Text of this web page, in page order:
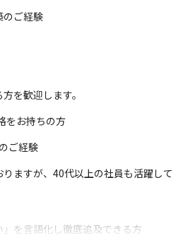
のご経験
を歓迎します。
をお持ちの方
ご経験
ますが、40代以上の社員も活躍して
」を言語化し徹底追及できる方